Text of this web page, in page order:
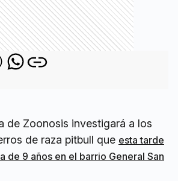
de Zoonosis investigará a los
de raza pitbull que esta tarde
de 9 años en el barrio General San